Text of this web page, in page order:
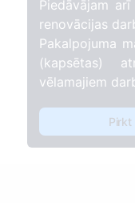
Piedāvājam
renovācijas
Pakalpojuma
(kapsētas)
vēlamajiem
Pirkt